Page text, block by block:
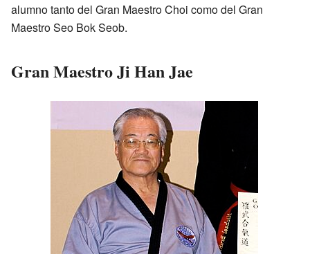
alumno tanto del Gran Maestro Choi como del Gran
Maestro Seo Bok Seob.
Gran Maestro Ji Han Jae